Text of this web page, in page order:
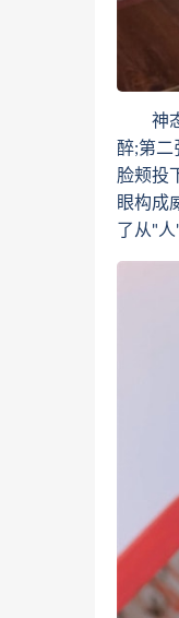
神态
醉;第二
脸颊投
眼构成
了从"